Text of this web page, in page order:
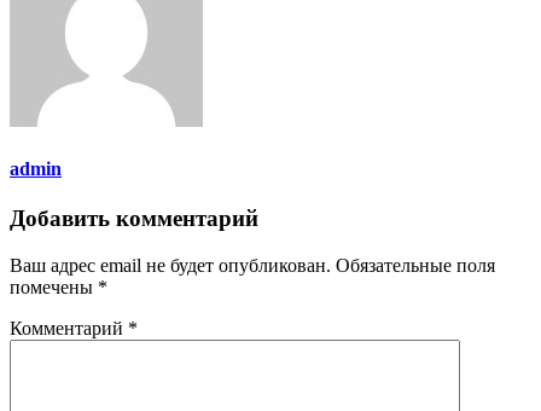
admin
Добавить комментарий
Ваш адрес email не будет опубликован. Обязательные поля
помечены *
Комментарий *